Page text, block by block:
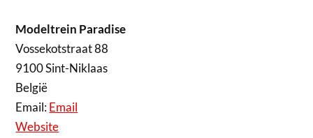
Modeltrein Paradise
Vossekotstraat 88
9100 Sint-Niklaas
België
Email:Email
Website